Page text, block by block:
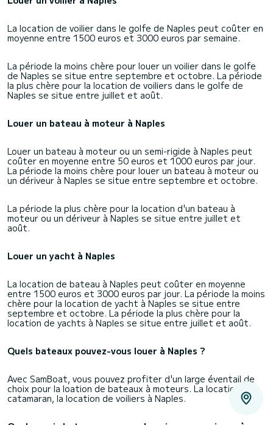
La location de voilier dans le golfe de Naples peut coûter en
moyenne entre 1500 euros et 3000 euros par semaine.
La période la moins chère pour louer un voilier dans le golfe
de Naples se situe entre septembre et octobre. La période
la plus chère pour la location de voiliers dans le golfe de
Naples se situe entre juillet et août.
Louer un bateau à moteur à Naples
Louer un bateau à moteur ou un semi-rigide à Naples peut
coûter en moyenne entre 50 euros et 1000 euros par jour.
La période la moins chère pour louer un bateau à moteur ou
un dériveur à Naples se situe entre septembre et octobre.
La période la plus chère pour la location d'un bateau à
moteur ou un dériveur à Naples se situe entre juillet et
août.
Louer un yacht à Naples
La location de bateau à Naples peut coûter en moyenne
entre 1500 euros et 3000 euros par jour. La période la moins
chère pour la location de yacht à Naples se situe entre
septembre et octobre. La période la plus chère pour la
location de yachts à Naples se situe entre juillet et août.
Quels bateaux pouvez-vous louer à Naples ?
Avec SamBoat, vous pouvez profiter d'un large éventail de
choix pour la loation de bateaux à moteurs. La location de
catamaran, la location de voiliers à Naples.